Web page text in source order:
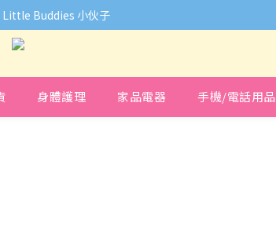
Buddies 小伙子
Buddies 小伙子
🙏下單前可先Facebook Messenger與我們聯絡❤️
Buddies 小伙子
身體護理 家品電器 手機/電話用品